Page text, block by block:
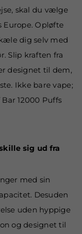
skal du vælge
Europe. Opløfte
dig selv med
Slip kraften fra
designet til dem,
Ikke bare vape;
12000 Puffs
sig ud fra
med sin
Desuden
uden hyppige
og designet til